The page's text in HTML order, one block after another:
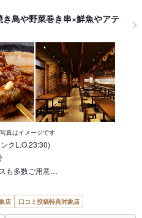
鳥や野菜巻き串×鮮魚やアテ
真はイメージです
クL.O.23:30)
も多数ご用意…
店 口コミ投稿特典対象店